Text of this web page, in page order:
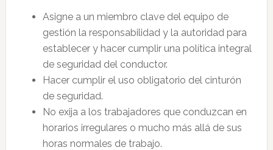
Asigne a un miembro clave del equipo de
gestión la responsabilidad y la autoridad para
establecer y hacer cumplir una política integral
de seguridad del conductor.
Hacer cumplir el uso obligatorio del cinturón
de seguridad.
No exija a los trabajadores que conduzcan en
horarios irregulares o mucho más allá de sus
horas normales de trabajo.